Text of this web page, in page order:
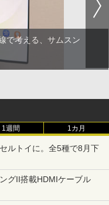
で考える、サムスン
1週間 1カ月
ルトイに。全5種で8月下
グII搭載HDMIケーブル